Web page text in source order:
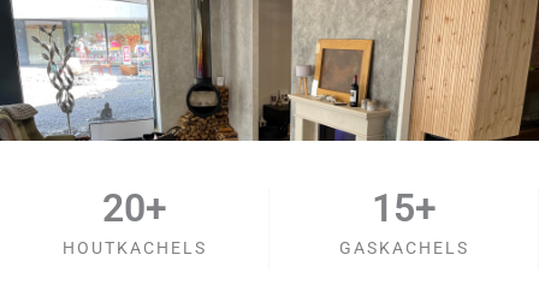
HOUTKACHELS
20+
GASKACHELS
15+